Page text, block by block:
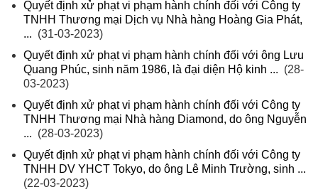
Quyết định xử phạt vi phạm hành chính đối với Công ty
TNHH Thương mại Dịch vụ Nhà hàng Hoàng Gia Phát,
... (31-03-2023)
Quyết định xử phạt vi phạm hành chính đối với ông Lưu
Quang Phúc, sinh năm 1986, là đại diện Hộ kinh ... (28-
03-2023)
Quyết định xử phạt vi phạm hành chính đối với Công ty
TNHH Thương mại Nhà hàng Diamond, do ông Nguyễn
... (28-03-2023)
Quyết định xử phạt vi phạm hành chính đối với Công ty
TNHH DV YHCT Tokyo, do ông Lê Minh Trường, sinh ...
(22-03-2023)